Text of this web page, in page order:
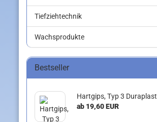
Tiefziehtechnik
Wachsprodukte
Bestseller
Hartgips, Typ 3 Duraplast
ab 19,60 EUR